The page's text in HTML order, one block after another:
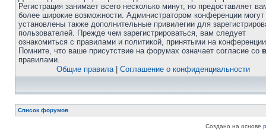
Регистрация занимает всего несколько минут, но предоставляет
более широкие возможности. Администратором конференции
установлены также дополнительные привилегии для
пользователей. Прежде чем зарегистрироваться, вам следует
ознакомиться с правилами и политикой, принятыми на
Помните, что ваше присутствие на форумах означает согласие со
правилами.
Общие правила| Соглашение о конфиденциальности
Список форумов
Создано на основе